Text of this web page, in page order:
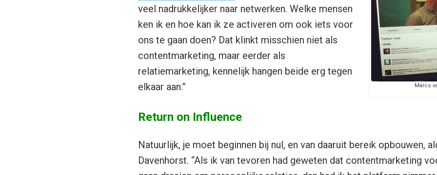
Marco
veel nadrukkelijker naar netwerken. Welke mensen
ken ik en hoe kan ik ze activeren om ook iets voor
ons te gaan doen? Dat klinkt misschien niet als
contentmarketing, maar eerder als
relatiemarketing, kennelijk hangen beide erg tegen
elkaar aan.”
Return on Influence
Natuurlijk, je moet beginnen bij nul, en van daaruit bereik opbouwen,
Davenhorst. “Als ik van tevoren had geweten dat contentmarketing